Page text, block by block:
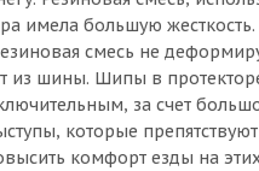
имела большую жесткость.
смесь не
из шины. Шипы в
за счет
которые препятствуют
комфорт езды на